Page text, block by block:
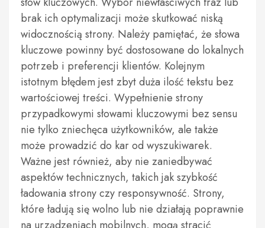
brak ich optymalizacji może skutkować niską
widocznością strony. Należy pamiętać, że słowa
kluczowe powinny być dostosowane do lokalnych
potrzeb i preferencji klientów. Kolejnym
istotnym błędem jest zbyt duża ilość tekstu bez
wartościowej treści. Wypełnienie strony
przypadkowymi słowami kluczowymi bez sensu
nie tylko zniechęca użytkowników, ale także
może prowadzić do kar od wyszukiwarek.
Ważne jest również, aby nie zaniedbywać
aspektów technicznych, takich jak szybkość
ładowania strony czy responsywność. Strony,
które ładują się wolno lub nie działają poprawnie